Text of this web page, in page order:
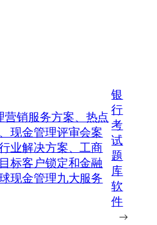
销服务方案、热点
现金管理评审会案
业解决方案、工商
标客户锁定和金融
现金管理九大服务
银
行
考
试
题
库
软
件
→